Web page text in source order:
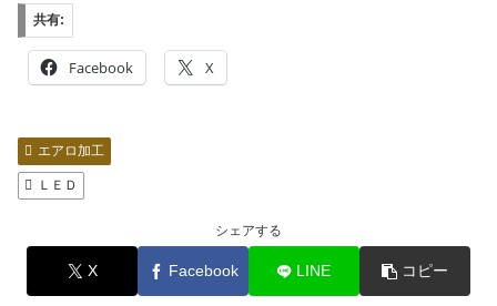
共有:
Facebook X
エアロ加工
ＬＥＤ
シェアする
X Facebook LINE コピー